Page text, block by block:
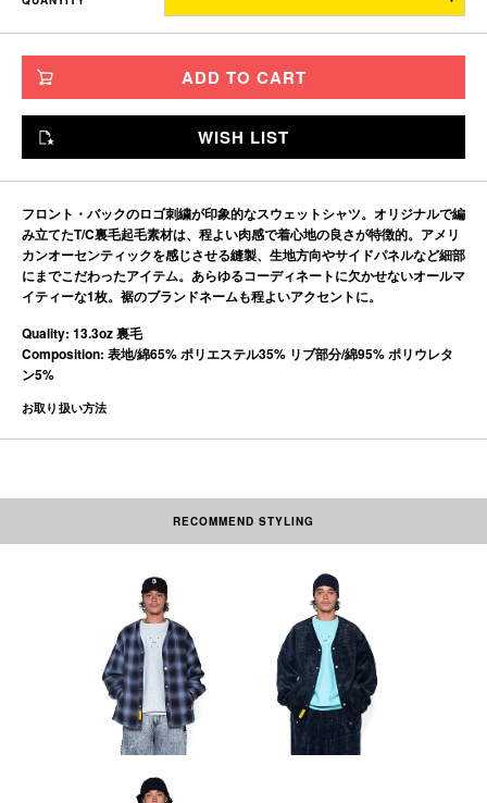
69 62 55
56
SKINNY
72 65 58
58.5
FAT
75 68
JUMBO
78 71 64 63.5
ADD TO CART
WISH LIST
フロント・バックのロゴ刺繍が印象的なスウェットシャツ。オリジナルで編
み立てたT/C裏毛起毛素材は、程よい肉感で着心地の良さが特徴的。アメリ
カンオーセンティックを感じさせる縫製、生地方向やサイドパネルなど細部
にまでこだわったアイテム。あらゆるコーディネートに欠かせないオールマ
イティーな1枚。裾のブランドネームも程よいアクセントに。
Quality: 13.3oz 裏毛
Composition: 表地/綿65% ポリエステル35% リブ部分/綿95% ポリウレタ
ン5%
お取り扱い方法
素材の性質上、多少収縮する可能性があります。洗濯後、形を整えて干して
下さい。なお自動乾燥機(タンブラー)の御使用はおさけ下さい。刺繍部分・
ネーム部分にはアイロンを当てないで下さい。
本製品は中国製です。
RECOMMEND STYLING